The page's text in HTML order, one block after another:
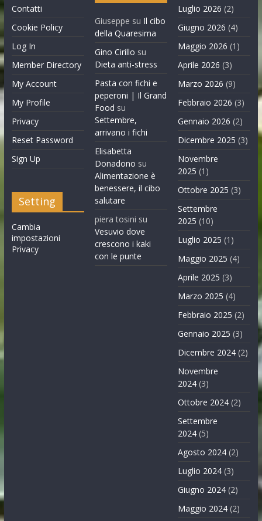
Contatti
Cookie Policy
Log In
Member Directory
My Account
My Profile
Privacy
Reset Password
Sign Up
Setting
Cambia
impostazioni
Privacy
Giuseppe su Il cibo
della Quaresima
Gino Cirillo su
Dieta anti-stress
Pasta con fichi e
peperoni | Il Grand
Food su
Settembre,
arrivano i fichi
Elisabetta
Donadono su
Alimentazione è
benessere, il cibo
salutare
piera tosini su
Vesuvio dove
crescono i kaki
con le punte
Luglio 2026 (2)
Giugno 2026 (4)
Maggio 2026 (1)
Aprile 2026 (3)
Marzo 2026 (9)
Febbraio 2026 (3)
Gennaio 2026 (2)
Dicembre 2025 (3)
Novembre
2025 (1)
Ottobre 2025 (3)
Settembre
2025 (10)
Luglio 2025 (1)
Maggio 2025 (4)
Aprile 2025 (3)
Marzo 2025 (4)
Febbraio 2025 (2)
Gennaio 2025 (3)
Dicembre 2024 (2)
Novembre
2024 (3)
Ottobre 2024 (2)
Settembre
2024 (5)
Agosto 2024 (2)
Luglio 2024 (3)
Giugno 2024 (2)
Maggio 2024 (2)